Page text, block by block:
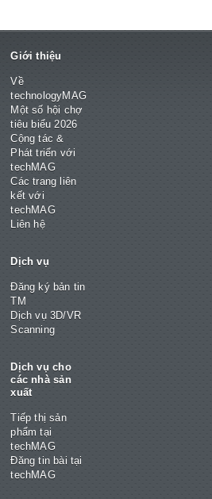
Giới thiệu
Về
technologyMAG
Một số hội chợ
tiêu biểu 2026
Cộng tác &
Phát triển với
techMAG
Các trang liên
kết với
techMAG
Liên hệ
Dịch vụ
Đăng ký bản tin
TM
Dịch vụ 3D/VR
Scanning
Dịch vụ cho
các nhà sản
xuất
Tiếp thị sản
phẩm tại
techMAG
Đăng tin bài tại
techMAG